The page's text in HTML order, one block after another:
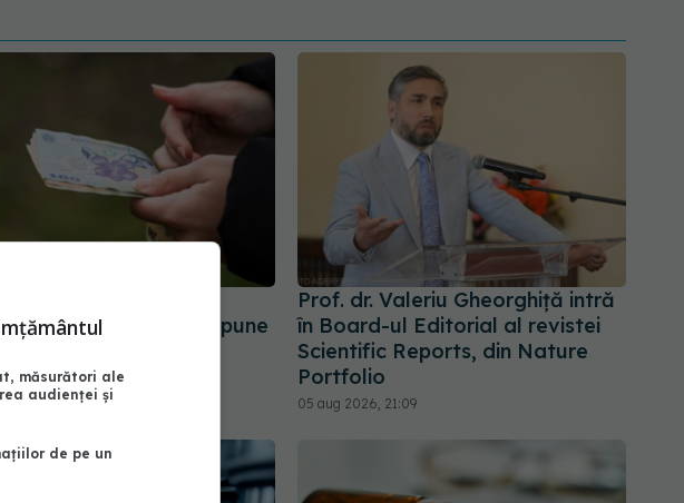
acordă un sprijin de
de lei. Cine poate depune
21:01
Prof. dr. Valeriu Gheorghiță intră
în Board-ul Editorial al revistei
Scientific Reports, din Nature
Portfolio
05 aug 2026, 21:09
măsurători ale
audienței și
de pe un